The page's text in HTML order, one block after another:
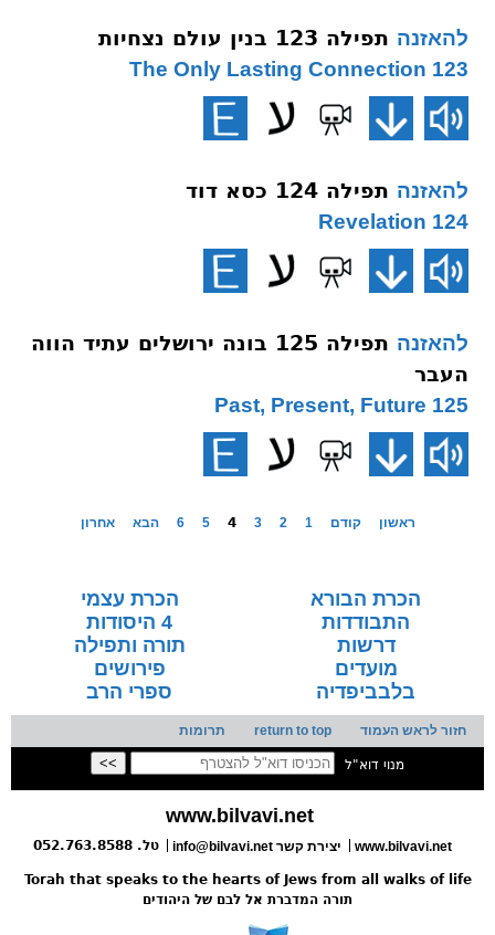
להאזנה תפילה 123 בנין עולם נצחיות
123 The Only Lasting Connection
להאזנה תפילה 124 כסא דוד
124 Revelation
להאזנה
תפילה 125 בונה ירושלים עתיד הווה
העבר
125 Past, Present, Future
ראשון קודם 1
2
3
4
5
6 הבא אחרון
הכרת הבורא
הכרת עצמי
התבודדות
4 היסודות
דרשות
תורה ותפילה
מועדים
פירושים
בלבביפדיה
ספרי הרב
חזור לראש העמוד return to top תרומות
מנוי דוא"ל
www.bilvavi.net
www.bilvavi.net
info@bilvavi.net יצירת קשר טל. 052.763.8588
Torah that speaks to the hearts of Jews from all walks of life
תורה המדברת אל לבם של היהודים